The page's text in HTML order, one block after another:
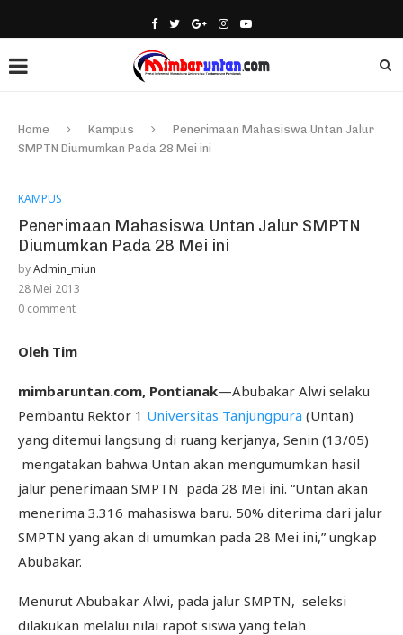
Home Kampus
Penerimaan Mahasiswa Untan Jalur
SMPTN Diumumkan Pada 28 Mei ini
KAMPUS
Penerimaan Mahasiswa Untan Jalur SMPTN
Diumumkan Pada 28 Mei ini
byAdmin_miun
28 Mei 2013
0 comment
Oleh Tim
mimbaruntan.com, Pontianak—Abubakar Alwi selaku
Pembantu Rektor 1 Universitas Tanjungpura (Untan)
yang ditemui langsung di ruang kerjanya, Senin (13/05)
mengatakan bahwa Untan akan mengumumkan hasil
jalur penerimaan SMPTN pada 28 Mei ini. “Untan akan
menerima 3.316 mahasiswa baru. 50% diterima dari jalur
SMPTN yang akan di umumkan pada 28 Mei ini,” ungkap
Abubakar.
Menurut Abubakar Alwi, pada jalur SMPTN, seleksi
dilakukan melalui nilai rapot siswa yang telah